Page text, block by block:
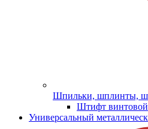
Шпильки, шплинты,
Штифт винтовой
Универсальный